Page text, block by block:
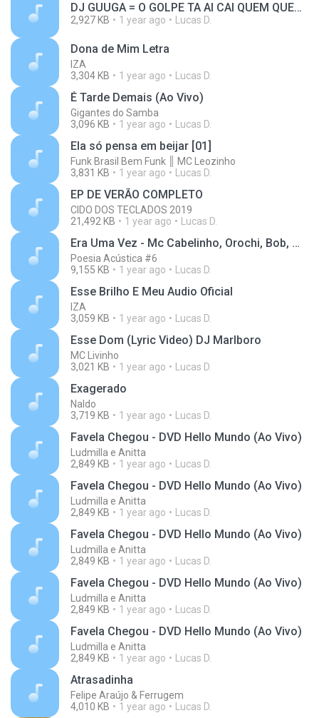
DJ GUUGA = O GOLPE TA AI CAI QUEM QUER ((DJGUUGA)) Feat Kaysar
2,927 KB 1 year ago Lucas D.
Dona de Mim Letra
IZA
3,304 KB
1 year ago Lucas D.
É Tarde Demais (Ao Vivo)
Gigantes do Samba
3,096 KB
1 year ago Lucas D.
Ela só pensa em beijar [01]
Funk Brasil Bem Funk ║ MC Leozinho
3,831 KB
1 year ago Lucas D.
EP DE VERÃO COMPLETO
CIDO DOS TECLADOS 2019
21,492 KB
1 year ago Lucas D.
Era Uma Vez - Mc Cabelinho, Orochi, Bob, Maquiny, Azzy, Filipe Ret, Dudu, Xamã
Poesia Acústica #6
9,155 KB
1 year ago Lucas D.
Esse Brilho E Meu Audio Oficial
IZA
3,059 KB
1 year ago Lucas D.
Esse Dom (Lyric Video) DJ Marlboro
MC Livinho
3,021 KB
1 year ago Lucas D.
Exagerado
Naldo
3,719 KB
1 year ago Lucas D.
Favela Chegou - DVD Hello Mundo (Ao Vivo)
Ludmilla e Anitta
2,849 KB
1 year ago Lucas D.
Favela Chegou - DVD Hello Mundo (Ao Vivo)
Ludmilla e Anitta
2,849 KB
1 year ago Lucas D.
Favela Chegou - DVD Hello Mundo (Ao Vivo)
Ludmilla e Anitta
2,849 KB
1 year ago Lucas D.
Favela Chegou - DVD Hello Mundo (Ao Vivo)
Ludmilla e Anitta
2,849 KB
1 year ago Lucas D.
Favela Chegou - DVD Hello Mundo (Ao Vivo)
Ludmilla e Anitta
2,849 KB
1 year ago Lucas D.
Atrasadinha
Felipe Araújo & Ferrugem
4,010 KB
1 year ago Lucas D.